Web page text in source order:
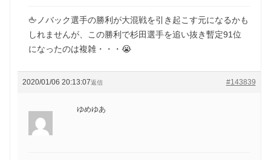
🖕ノバック選手の勝利が大混戦を引き起こす元になるかも
しれませんが、この勝利で杉田選手を追い抜き暫定91位
になったのは複雑・・・😭
2020/01/06 20:13:07 #143839
返信
ゆめゆあ